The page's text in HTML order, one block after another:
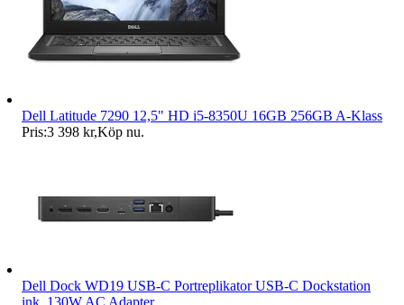
Dell Latitude 7290 12,5" HD i5-8350U 16GB 256GB A-Klass
Pris:3 398 kr,Köp nu.
Dell Dock WD19 USB-C Portreplikator USB-C Dockstation